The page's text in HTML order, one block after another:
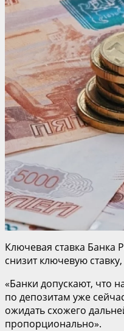
Ключевая ставка Банка
снизит ключевую
«Банки допускают, что
по депозитам уже
ожидать схожего
пропорционально».